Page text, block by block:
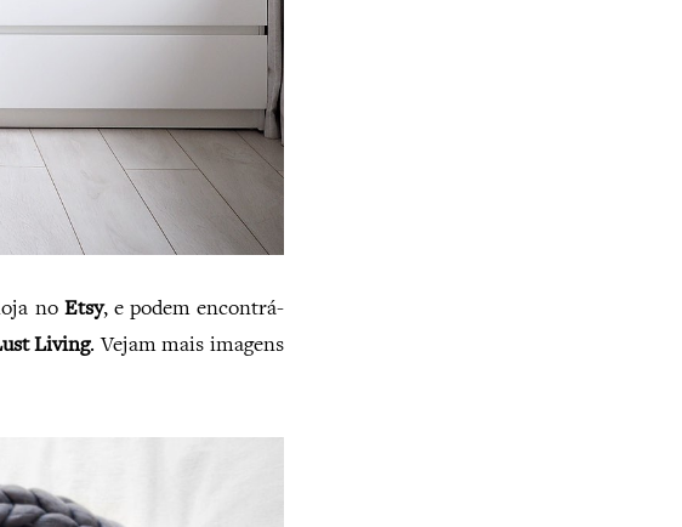
no Etsy, e podem encontrá-
Living. Vejam mais imagens